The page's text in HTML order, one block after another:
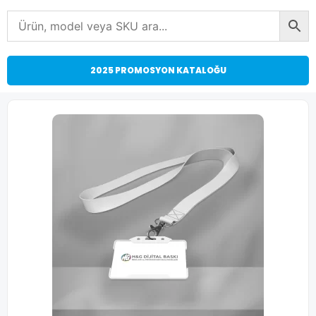
2025 PROMOSYON KATALOĞU